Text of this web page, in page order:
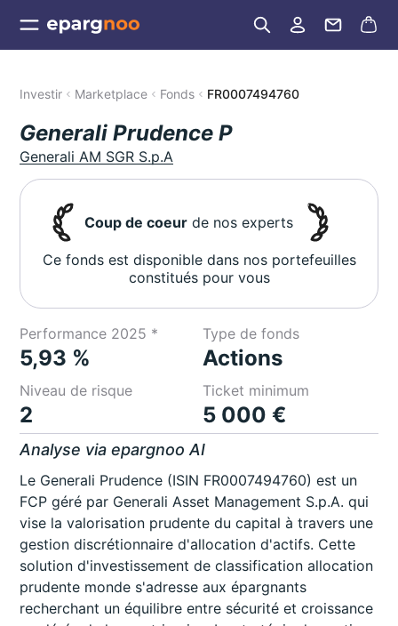
Investir Marketplace Fonds FR0007494760
Generali Prudence P
Generali AM SGR S.p.A
Coup de coeur de nos experts
Ce fonds est disponible dans nos portefeuilles
constitués pour vous
Performance 2025 *
5,93 %
Type de fonds
Actions
Niveau de risque
2
Ticket minimum
5 000 €
Analyse via epargnoo AI
Le Generali Prudence (ISIN FR0007494760) est un
FCP géré par Generali Asset Management S.p.A. qui
vise la valorisation prudente du capital à travers une
gestion discrétionnaire d'allocation d'actifs. Cette
solution d'investissement de classification allocation
prudente monde s'adresse aux épargnants
recherchant un équilibre entre sécurité et croissance